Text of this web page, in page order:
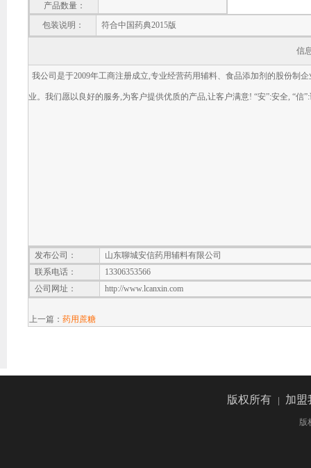
产品数量：
包装说明：
符合中国药典2015版
信
我公司是于2009年工商注册成立,专业经营药用辅料、食品添加剂的股份制
业。我们愿以良好的服务,为客户提供优质的产品,让客户满意! “安”:安全, “信
发布公司：
山东聊城安信药用辅料有限公司
联系电话：
13306353566
公司网址：
http://www.lcanxin.com
上一篇：药用蔗糖
版权所有 加
版